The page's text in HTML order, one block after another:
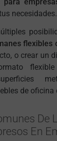
necesidades.
flexibles
o crear un
de
De
En